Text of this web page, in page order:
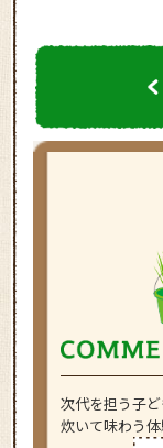
次代を担う子
炊いて味わう